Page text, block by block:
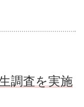
調査を実施